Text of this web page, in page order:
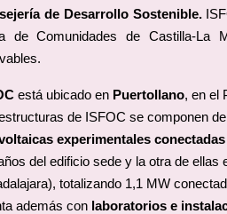
de Desarrollo Sostenible.
de Comunidades de Castilla-
está ubicado en Puertollano, en el
de ISFOC se componen
experimentales
del edificio sede y la otra de ellas
totalizando 1,1 MW
además con laboratorios e